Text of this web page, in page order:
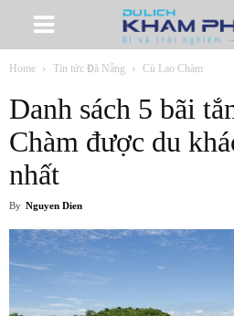
Home Tin tức Đà Nẵng Cù Lao Chàm
Danh sách 5 bãi
Chàm được du
nhất
By Nguyen Dien